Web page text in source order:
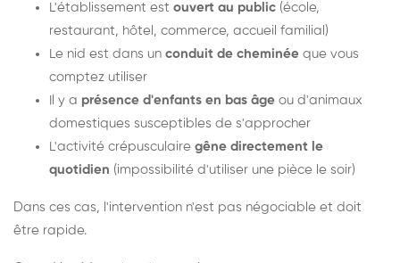
L'établissement est ouvert au public (école,
restaurant, hôtel, commerce, accueil familial)
Le nid est dans un conduit de cheminée que vous
comptez utiliser
Il y a présence d'enfants en bas âge ou d'animaux
domestiques susceptibles de s'approcher
L'activité crépusculaire gêne directement le
quotidien (impossibilité d'utiliser une pièce le soir)
Dans ces cas, l'intervention n'est pas négociable et doit
être rapide.